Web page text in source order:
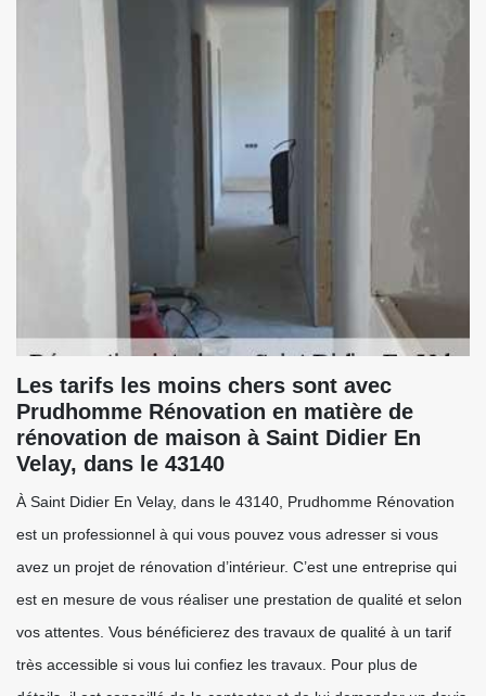
Les tarifs les moins chers sont avec
Prudhomme Rénovation en matière de
rénovation de maison à Saint Didier En
Velay, dans le 43140
À Saint Didier En Velay, dans le 43140, Prudhomme Rénovation
est un professionnel à qui vous pouvez vous adresser si vous
avez un projet de rénovation d’intérieur. C’est une entreprise qui
est en mesure de vous réaliser une prestation de qualité et selon
vos attentes. Vous bénéficierez des travaux de qualité à un tarif
très accessible si vous lui confiez les travaux. Pour plus de